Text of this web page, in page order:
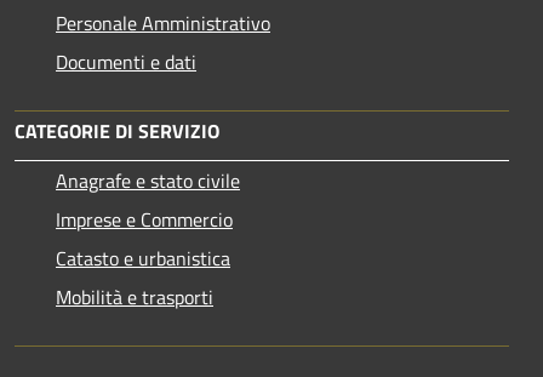
Personale Amministrativo
Documenti e dati
CATEGORIE DI SERVIZIO
Anagrafe e stato civile
Imprese e Commercio
Catasto e urbanistica
Mobilità e trasporti